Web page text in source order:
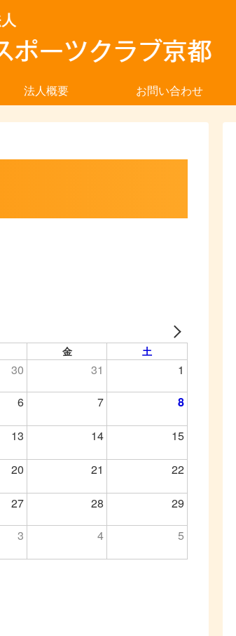
法人概要 お問い合わせ
金 土
30 31 1
6 7 8
13 14 15
20 21 22
27 28 29
3 4 5